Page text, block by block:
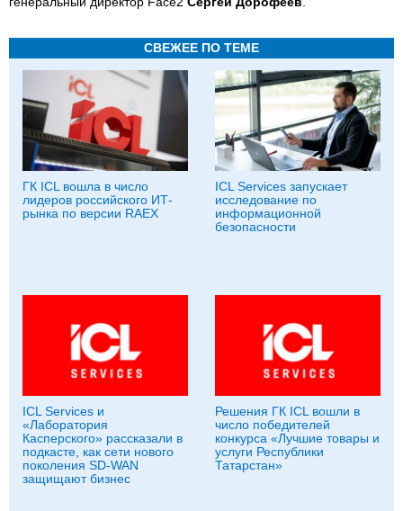
СВЕЖЕЕ ПО ТЕМЕ
ГК ICL вошла в число
лидеров российского ИТ-
рынка по версии RAEX
ICL Services запускает
исследование по
информационной
безопасности
ICL Services и
«Лаборатория
Касперского» рассказали в
подкасте, как сети нового
поколения SD-WAN
защищают бизнес
Решения ГК ICL вошли в
число победителей
конкурса «Лучшие товары и
услуги Республики
Татарстан»